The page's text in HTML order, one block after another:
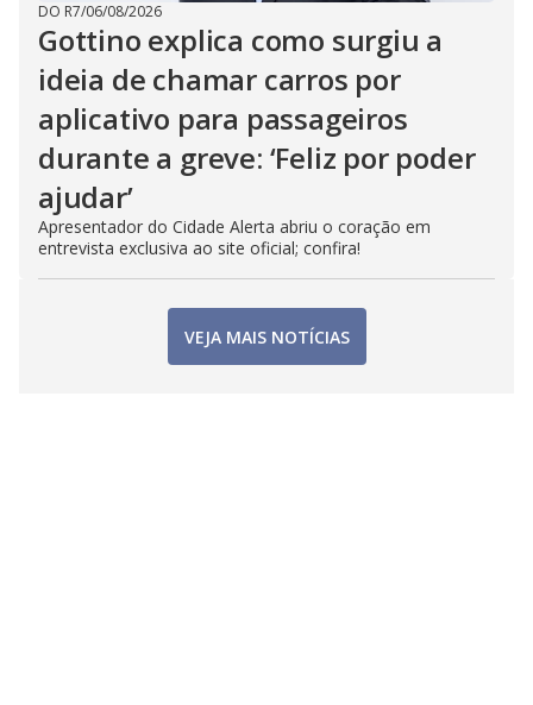
DO R7/06/08/2026
Gottino explica como surgiu a
ideia de chamar carros por
aplicativo para passageiros
durante a greve: ‘Feliz por poder
ajudar’
Apresentador do Cidade Alerta abriu o coração em
entrevista exclusiva ao site oficial; confira!
VEJA MAIS NOTÍCIAS